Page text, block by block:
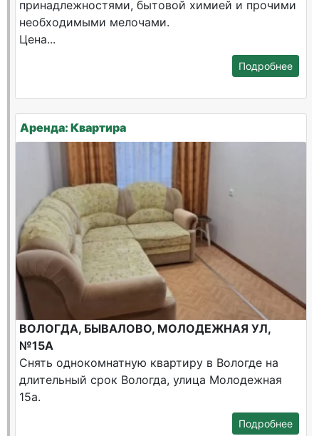
принадлежностями, бытовой химией и прочими
необходимыми мелочами.
Цена...
Подробнее
Аренда: Квартира
ВОЛОГДА, БЫВАЛОВО, МОЛОДЕЖНАЯ УЛ,
№15А
Снять однокомнатную квартиру в Вологде на
длительный срок Вологда, улица Молодежная
15а.
Подробнее